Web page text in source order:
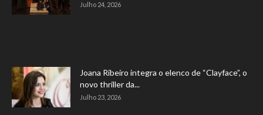
Julho 24, 2026
Joana Ribeiro integra o elenco de “Clayface”, o
novo thriller da...
Julho 23, 2026